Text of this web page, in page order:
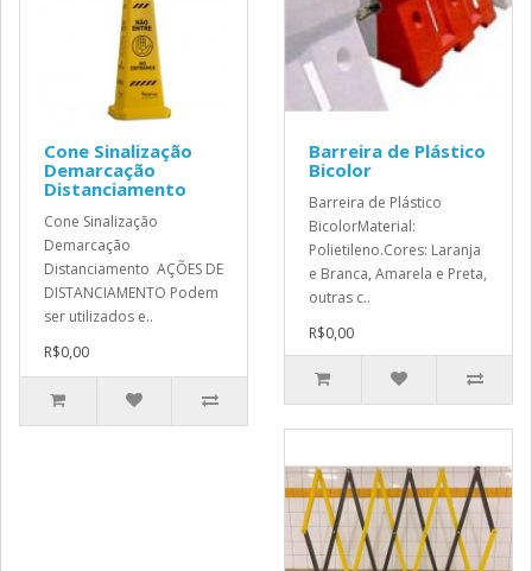
Cone Sinalização
Demarcação
Distanciamento
Cone Sinalização
Demarcação
Distanciamento AÇÕES DE
DISTANCIAMENTO Podem
ser utilizados e..
R$0,00
Barreira de Plástico
Bicolor
Barreira de Plástico
BicolorMaterial:
Polietileno.Cores: Laranja
e Branca, Amarela e Preta,
outras c..
R$0,00